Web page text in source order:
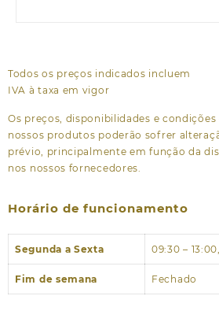
Todos os preços indicados incluem
IVA à taxa em vigor
Os preços, disponibilidades e
nossos produtos poderão sofrer
prévio, principalmente em função da
nos nossos fornecedores.
Horário de funcionamento
Segunda a Sexta 09:30 –
Fim de semana Fechado